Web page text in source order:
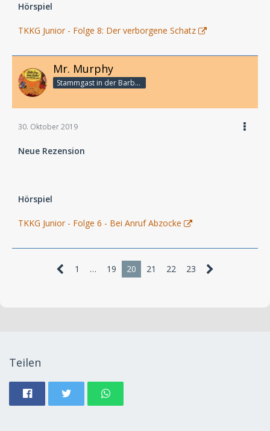
Hörspiel
TKKG Junior - Folge 8: Der verborgene Schatz
Mr. Murphy
Stammgast in der Barbarabar
30. Oktober 2019
Neue Rezension
Hörspiel
TKKG Junior - Folge 6 - Bei Anruf Abzocke
1 … 19 20 21 22 23
Teilen